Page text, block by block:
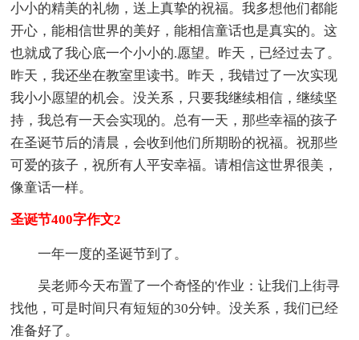
小小的精美的礼物，送上真挚的祝福。我多想他们都能
开心，能相信世界的美好，能相信童话也是真实的。这
也就成了我心底一个小小的.愿望。昨天，已经过去了。
昨天，我还坐在教室里读书。昨天，我错过了一次实现
我小小愿望的机会。没关系，只要我继续相信，继续坚
持，我总有一天会实现的。总有一天，那些幸福的孩子
在圣诞节后的清晨，会收到他们所期盼的祝福。祝那些
可爱的孩子，祝所有人平安幸福。请相信这世界很美，
像童话一样。
圣诞节400字作文2
一年一度的圣诞节到了。
吴老师今天布置了一个奇怪的'作业：让我们上街寻
找他，可是时间只有短短的30分钟。没关系，我们已经
准备好了。